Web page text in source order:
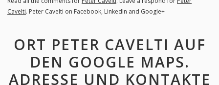
Cavelti. Peter Cavelti on Facebook, LinkedIn and Google+
ORT PETER CAVELTI AUF
DEN GOOGLE MAPS.
ADRESSE UND KONTAKTE